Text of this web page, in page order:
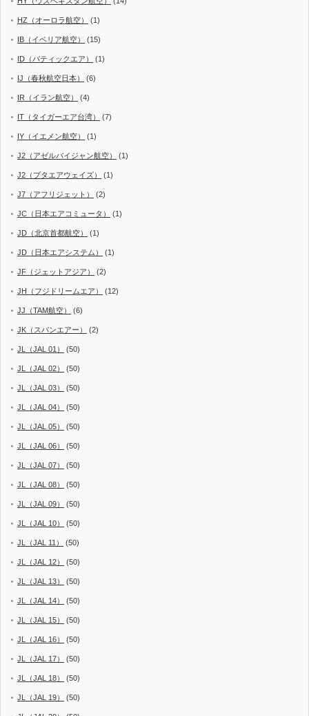
HZ（オーロラ航空） (1)
IB（イベリア航空） (15)
ID（バティックエア） (1)
IJ（春秋航空日本） (6)
IR（イラン航空） (4)
IT（タイガーエア台湾） (7)
IY（イエメン航空） (1)
J2（アゼルバイジャン航空） (1)
J2（ブタエアウェイズ） (1)
J7（アフリジェット） (2)
JC（日本エアコミュータ） (1)
JD（北京首都航空） (1)
JD（日本エアシステム） (1)
JF（ジェットアジア） (2)
JH（フジドリームエア） (12)
JJ（TAM航空） (6)
JK（スパンエアー） (2)
JL（JAL 01） (50)
JL（JAL 02） (50)
JL（JAL 03） (50)
JL（JAL 04） (50)
JL（JAL 05） (50)
JL（JAL 06） (50)
JL（JAL 07） (50)
JL（JAL 08） (50)
JL（JAL 09） (50)
JL（JAL 10） (50)
JL（JAL 11） (50)
JL（JAL 12） (50)
JL（JAL 13） (50)
JL（JAL 14） (50)
JL（JAL 15） (50)
JL（JAL 16） (50)
JL（JAL 17） (50)
JL（JAL 18） (50)
JL（JAL 19） (50)